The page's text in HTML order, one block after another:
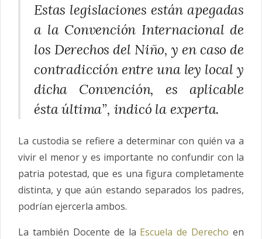
Estas legislaciones están apegadas
a la Convención Internacional de
los Derechos del Niño, y en caso de
contradicción entre una ley local y
dicha Convención, es aplicable
ésta última”, indicó la experta.
La custodia se refiere a determinar con quién va a
vivir el menor y es importante no confundir con la
patria potestad, que es una figura completamente
distinta, y que aún estando separados los padres,
podrían ejercerla ambos.
La también Docente de la Escuela de Derecho en